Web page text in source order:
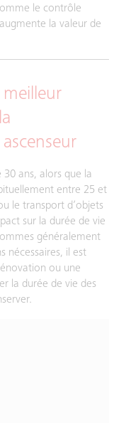
le contrôle
la valeur de
30 ans, alors que la
entre 25 et
le transport d’objets
sur la durée de vie
généralement
nécessaires, il est
ou une
la durée de vie des